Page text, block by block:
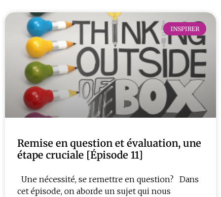
INSPIRER
Remise en question et évaluation, une
étape cruciale [Épisode 11]
Une nécessité, se remettre en question? Dans
cet épisode, on aborde un sujet qui nous